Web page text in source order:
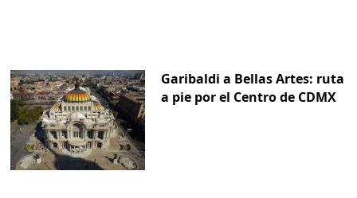
Garibaldi a Bellas Artes: ruta
a pie por el Centro de CDMX